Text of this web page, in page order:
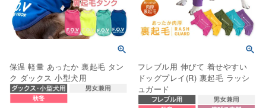
保温 軽量 あったか 裏起毛 タン
ク ダックス 小型犬用
フレブル用 伸びて 着せやすい
ドッグプレイ(R) 裏起毛 ラッシ
ュガード